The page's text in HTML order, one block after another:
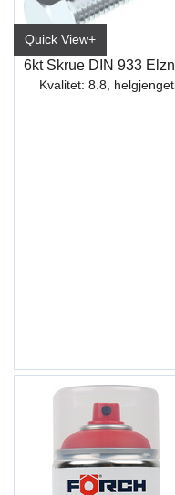
Quick View+
Kvalitet: 8.8, helgjenget